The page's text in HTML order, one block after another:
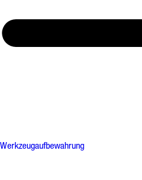
Werkzeugaufbewahrung